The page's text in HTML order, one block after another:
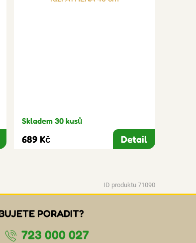
Skladem 30 kusů
689 Kč Detail
ID produktu 71090
PORADIT?
723 000 027